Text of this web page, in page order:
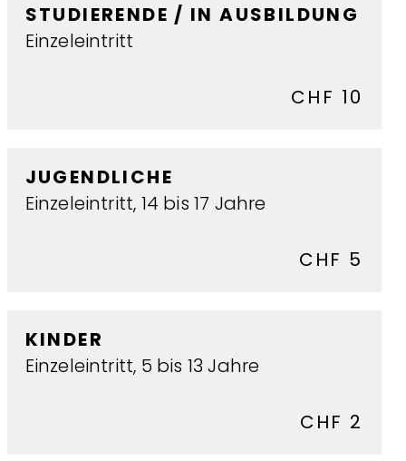
STUDIERENDE / IN AUSBILDUNG
Einzeleintritt
CHF 10
JUGENDLICHE
Einzeleintritt, 14 bis 17 Jahre
CHF 5
KINDER
Einzeleintritt, 5 bis 13 Jahre
CHF 2